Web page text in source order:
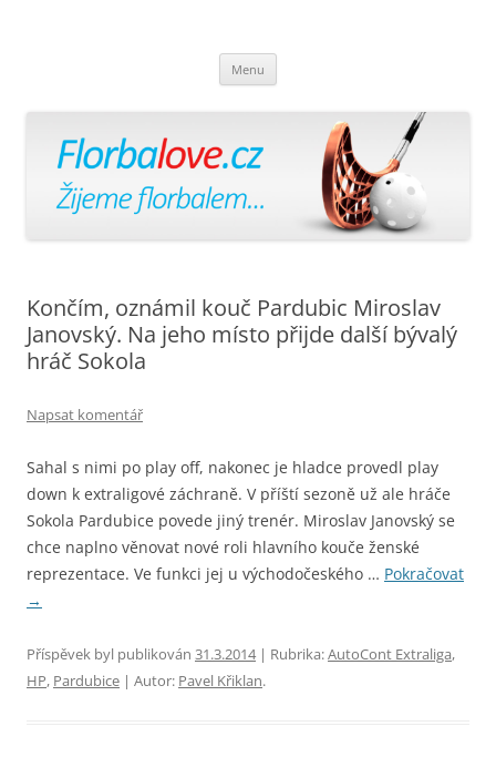
Menu
webu
Končím, oznámil kouč Pardubic Miroslav
Janovský. Na jeho místo přijde další bývalý
hráč Sokola
Napsat komentář
Sahal s nimi po play off, nakonec je hladce provedl play
down k extraligové záchraně. V příští sezoně už ale hráče
Sokola Pardubice povede jiný trenér. Miroslav Janovský se
chce naplno věnovat nové roli hlavního kouče ženské
reprezentace. Ve funkci jej u východočeského … Pokračovat
→
Příspěvek byl publikován 31.3.2014| Rubrika:AutoCont Extraliga,
HP, Pardubice | Autor: Pavel Křiklan.